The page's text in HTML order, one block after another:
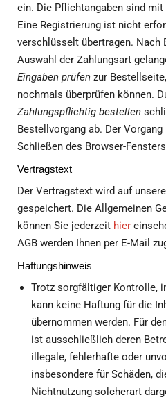
ein. Die Pflichtangaben sind
Eine Registrierung ist nicht
verschlüsselt übertragen. Nach
Auswahl der Zahlungsart
Eingaben prüfen zur
nochmals überprüfen können.
Zahlungspflichtig bestellen
Bestellvorgang ab. Der
Schließen des Browser-
Vertragstext
Der Vertragstext wird auf
gespeichert. Die Allgemeinen
können Sie jederzeit hier
AGB werden Ihnen per E-Mail
Haftungshinweis
Trotz sorgfältiger Kontrolle,
kann keine Haftung für die
übernommen werden. Für
ist ausschließlich deren
illegale, fehlerhafte oder
insbesondere für Schäden,
Nichtnutzung solcherart